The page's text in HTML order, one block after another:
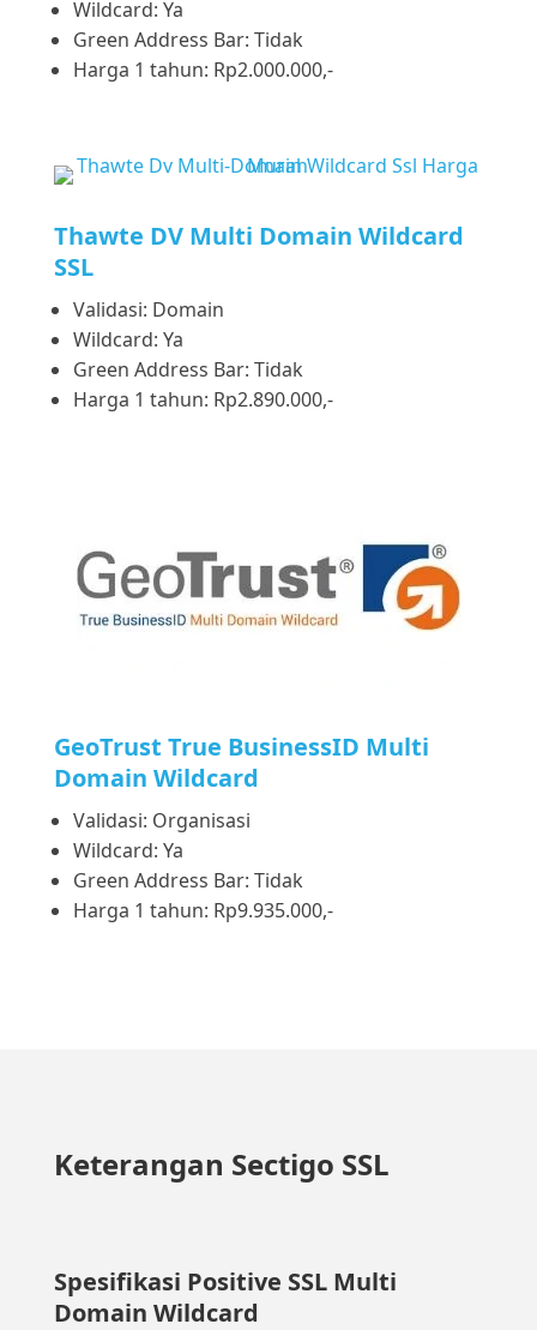
Wildcard: Ya
Green Address Bar: Tidak
Harga 1 tahun: Rp2.000.000,-
Thawte DV Multi Domain Wildcard
SSL
Validasi: Domain
Wildcard: Ya
Green Address Bar: Tidak
Harga 1 tahun: Rp2.890.000,-
GeoTrust True BusinessID Multi
Domain Wildcard
Validasi: Organisasi
Wildcard: Ya
Green Address Bar: Tidak
Harga 1 tahun: Rp9.935.000,-
Keterangan Sectigo SSL
Spesifikasi Positive SSL Multi
Domain Wildcard